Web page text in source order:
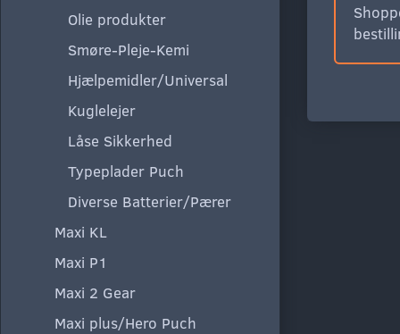
Olie produkter
Smøre-Pleje-Kemi
Hjælpemidler/Universal
Kuglelejer
Låse Sikkerhed
Typeplader Puch
Diverse Batterier/Pærer
Maxi KL
Maxi P1
Maxi 2 Gear
Maxi plus/Hero Puch